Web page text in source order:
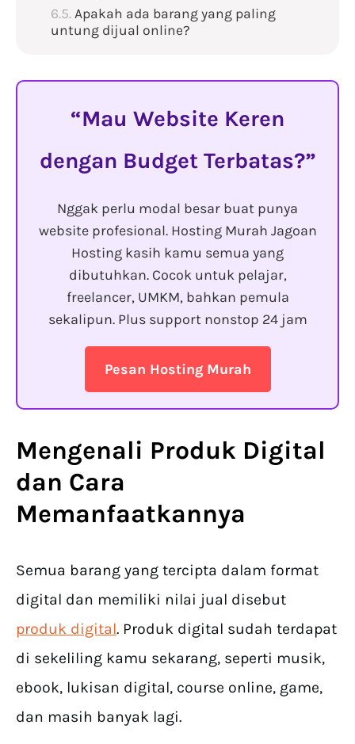
Apakah ada barang yang paling
untung dijual online?
Mau Website Keren
dengan Budget Terbatas?
Nggak perlu modal besar buat punya
website profesional. Hosting Murah Jagoan
Hosting kasih kamu semua yang
dibutuhkan. Cocok untuk pelajar,
freelancer, UMKM, bahkan pemula
sekalipun. Plus support nonstop 24 jam
Pesan Hosting Murah
Mengenali Produk Digital
dan Cara
Memanfaatkannya
Semua barang yang tercipta dalam format
digital dan memiliki nilai jual disebut
produk digital. Produk digital sudah terdapat
di sekeliling kamu sekarang, seperti musik,
ebook, lukisan digital, course online, game,
dan masih banyak lagi.